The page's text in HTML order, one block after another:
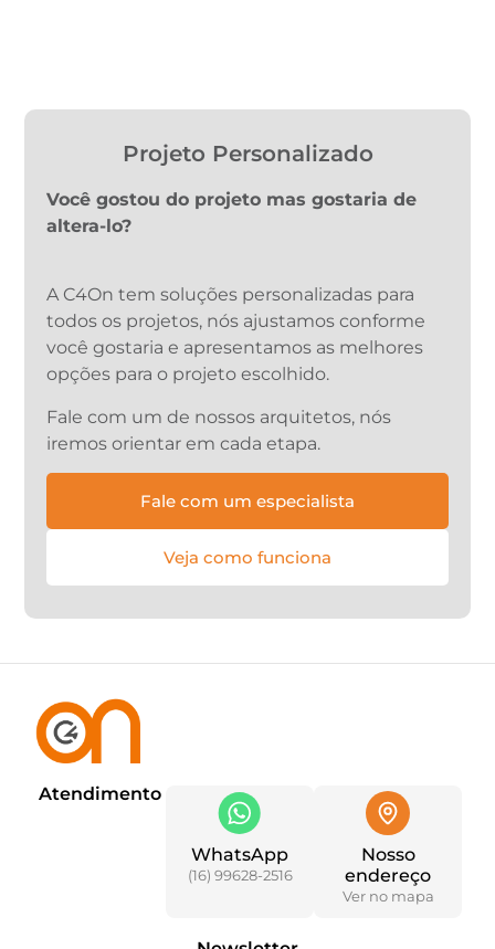
Projeto Personalizado
Você gostou do projeto mas gostaria de
altera-lo?
A C4On tem soluções personalizadas para
todos os projetos, nós ajustamos conforme
você gostaria e apresentamos as melhores
opções para o projeto escolhido.
Fale com um de nossos arquitetos, nós
iremos orientar em cada etapa.
Fale com um especialista
Veja como funciona
Atendimento
WhatsApp
(16) 99628-2516
Nosso
endereço
Ver no mapa